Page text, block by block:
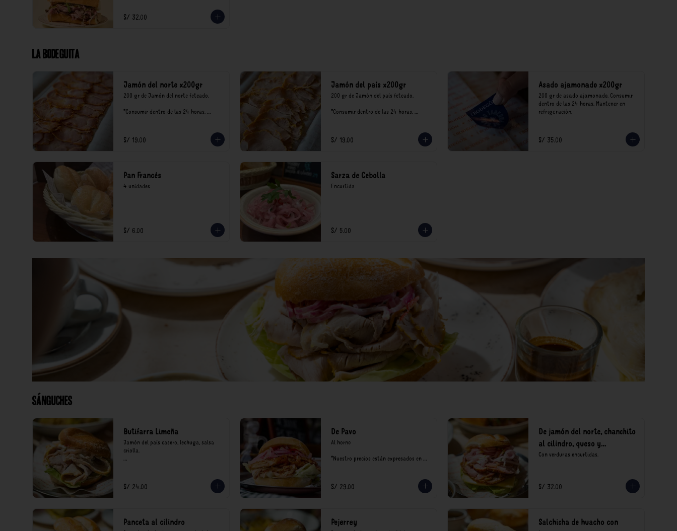
S/ 32.00
La Bodeguita
Jamón del norte x200gr
200 gr de Jamón del norte feteado.
*Consumir dentro de las 24 horas.
soles e incluyen impuestos de ley y
recargo al consumo.
S/ 19.00
Jamón del país x200gr
200 gr de Jamón del país feteado.
*Consumir dentro de las 24 horas.
soles e incluyen impuestos de ley y
recargo al consumo.
S/ 19.00
Asado ajamonado x200gr
200 gr de asado ajamonado. Consumir
dentro de las 24 horas. Mantener en
refrigeración.
S/ 35.00
Pan Francés
4 unidades
S/ 6.00
Sarza de Cebolla
Encurtida
S/ 5.00
Sánguches
Butifarra Limeña
Jamón del país casero, lechuga, salsa
criolla.
recargo al consumo.
S/ 24.00
De Pavo
Al horno
*Nuestro precios están expresados en
S/ 29.00
De jamón del norte, chanchito
al cilindro, queso y
encurtidos
Con verduras encurtidas.
S/ 32.00
Panceta al cilindro Pejerrey
Salchicha de huacho con